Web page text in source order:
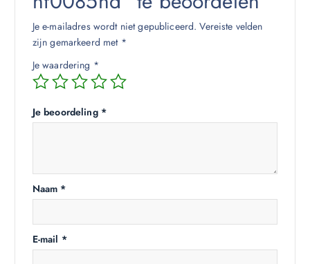
Je e-mailadres wordt niet gepubliceerd. Vereiste velden
zijn gemarkeerd met *
Je waardering *
Je beoordeling *
Naam *
E-mail *